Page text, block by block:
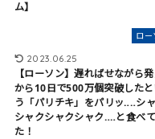
ム】
ロー
2023.06.25
【ローソン】遅ればせながら
から10日で500万個突破した
う「パリチキ」をパリッ‥‥シ
シャクシャクシャク‥‥と食べ
た！